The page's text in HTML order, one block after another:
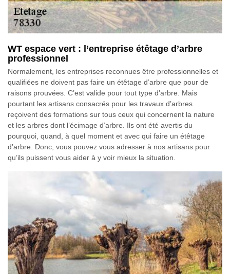
WT espace vert : l’entreprise étêtage d’arbre
professionnel
Normalement, les entreprises reconnues être professionnelles et
qualifiées ne doivent pas faire un étêtage d’arbre que pour de
raisons prouvées. C’est valide pour tout type d’arbre. Mais
pourtant les artisans consacrés pour les travaux d’arbres
reçoivent des formations sur tous ceux qui concernent la nature
et les arbres dont l’écimage d’arbre. Ils ont été avertis du
pourquoi, quand, à quel moment et avec qui faire un étêtage
d’arbre. Donc, vous pouvez vous adresser à nos artisans pour
qu’ils puissent vous aider à y voir mieux la situation.